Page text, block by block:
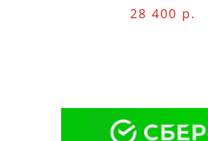
28 400 р.